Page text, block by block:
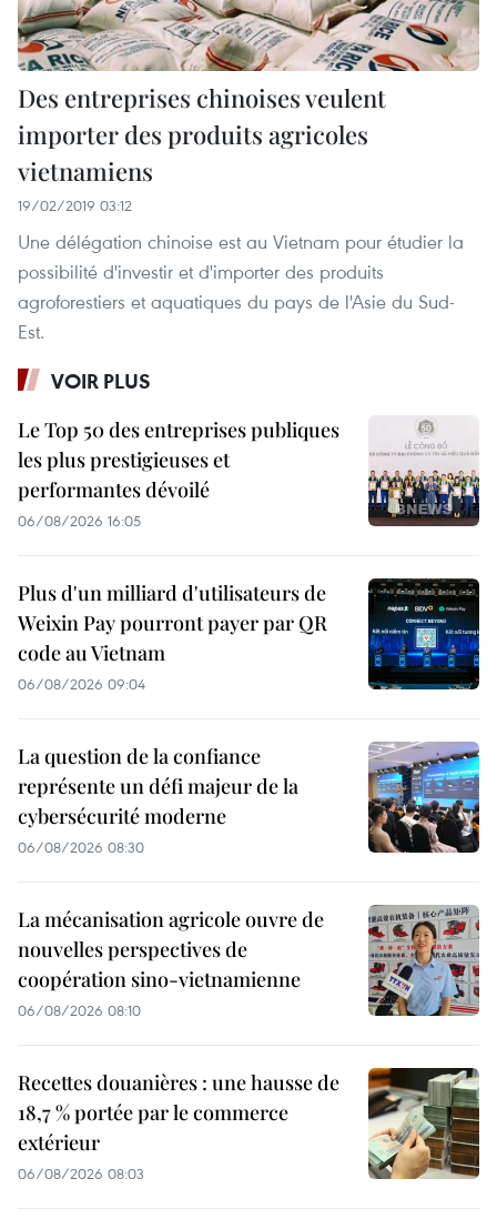
Des entreprises chinoises veulent
importer des produits agricoles
vietnamiens
19/02/2019 03:12
Une délégation chinoise est au Vietnam pour étudier la
possibilité d'investir et d'importer des produits
agroforestiers et aquatiques du pays de l'Asie du Sud-
Est.
VOIR PLUS
Le Top 50 des entreprises publiques
les plus prestigieuses et
performantes dévoilé
06/08/2026 16:05
Plus d'un milliard d'utilisateurs de
Weixin Pay pourront payer par QR
code au Vietnam
06/08/2026 09:04
La question de la confiance
représente un défi majeur de la
cybersécurité moderne
06/08/2026 08:30
La mécanisation agricole ouvre de
nouvelles perspectives de
coopération sino-vietnamienne
06/08/2026 08:10
Recettes douanières : une hausse de
18,7 % portée par le commerce
extérieur
06/08/2026 08:03